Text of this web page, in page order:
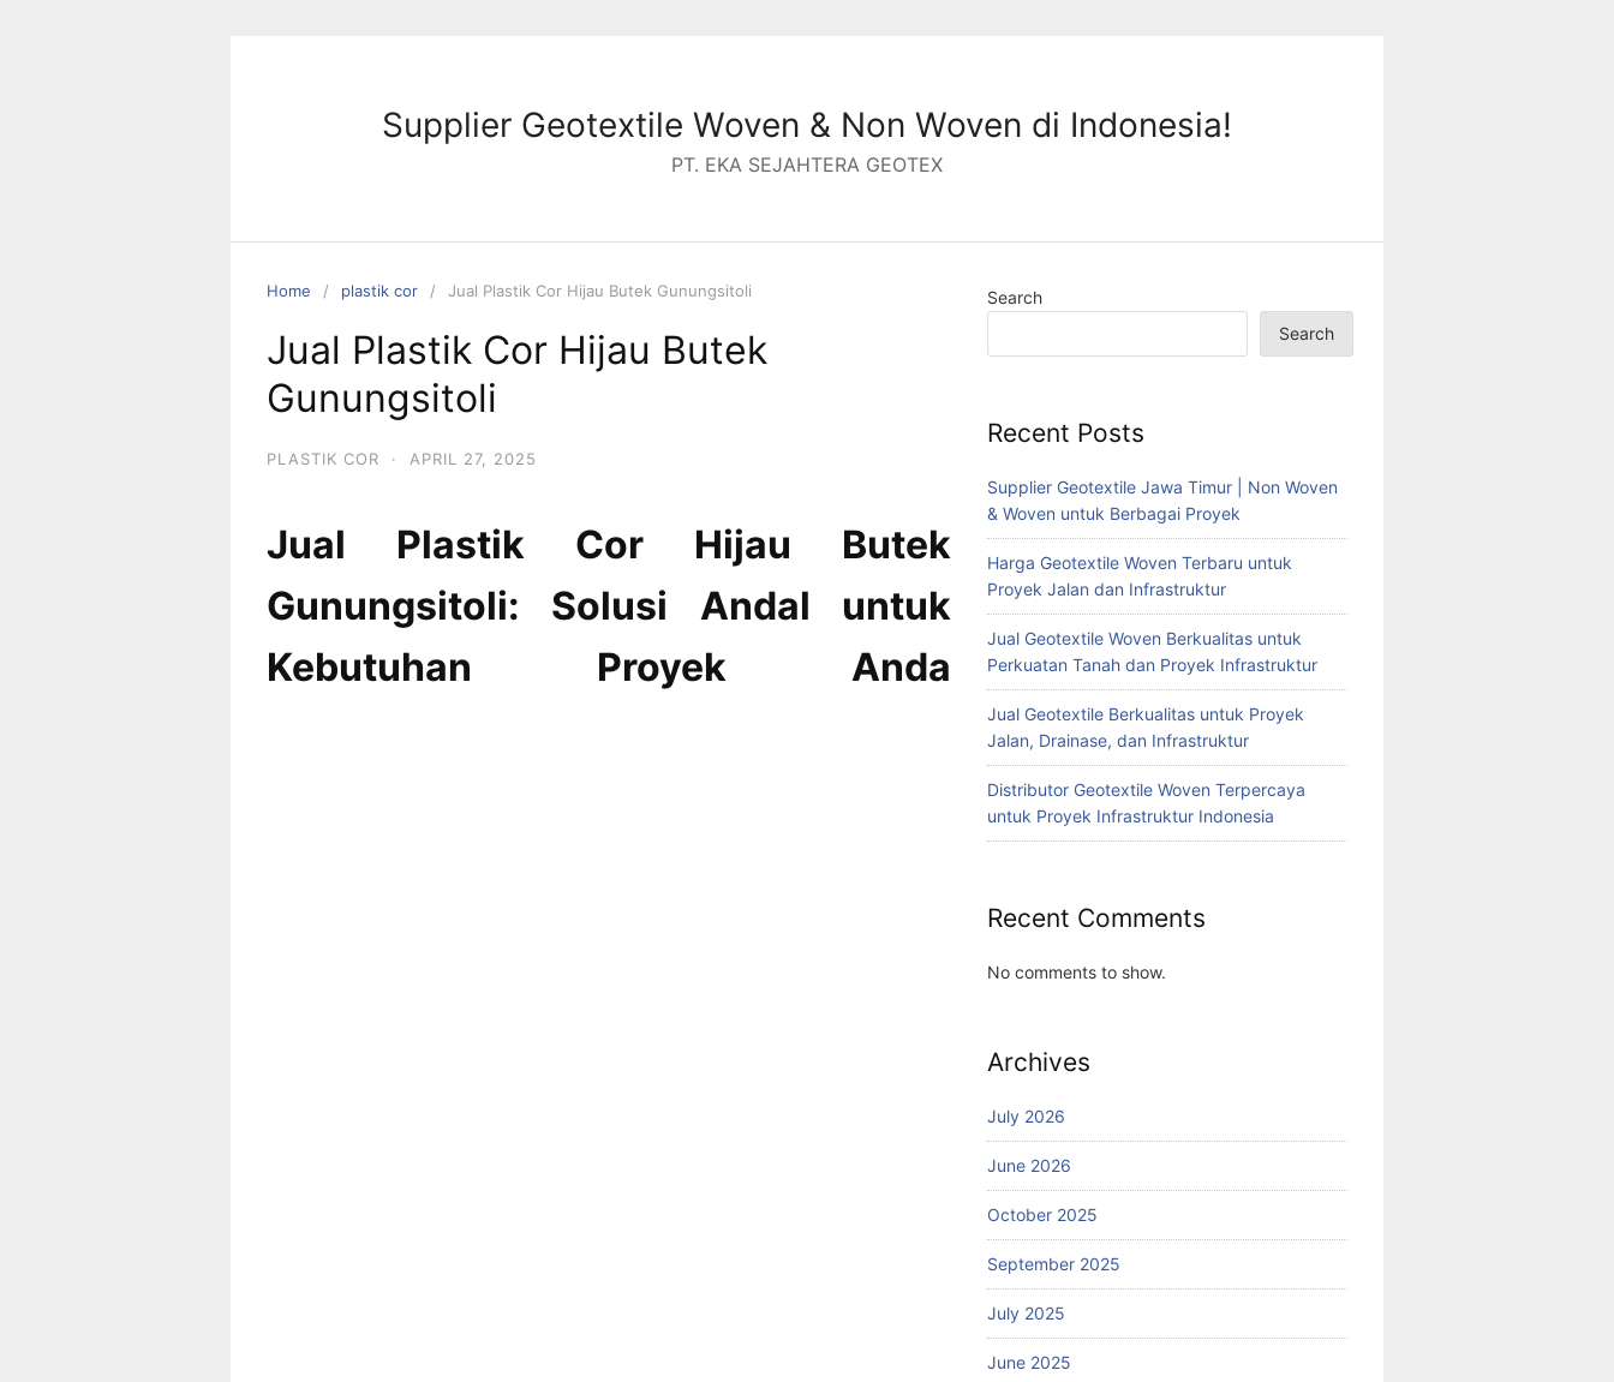
Supplier Geotextile Woven & Non Woven di Indonesia!
PT. EKA SEJAHTERA GEOTEX
Home plastik cor Jual Plastik Cor Hijau Butek Gunungsitoli
Jual Plastik Cor Hijau Butek
Gunungsitoli
PLASTIK COR · APRIL 27, 2025
Jual Plastik Cor Hijau Butek
Gunungsitoli: Solusi Andal untuk
Kebutuhan Proyek Anda
Search
Search
Recent Posts
Supplier Geotextile Jawa Timur | Non Woven
& Woven untuk Berbagai Proyek
Harga Geotextile Woven Terbaru untuk
Proyek Jalan dan Infrastruktur
Jual Geotextile Woven Berkualitas untuk
Perkuatan Tanah dan Proyek Infrastruktur
Jual Geotextile Berkualitas untuk Proyek
Jalan, Drainase, dan Infrastruktur
Distributor Geotextile Woven Terpercaya
untuk Proyek Infrastruktur Indonesia
Recent Comments
No comments to show.
Archives
July 2026
June 2026
October 2025
September 2025
July 2025
June 2025